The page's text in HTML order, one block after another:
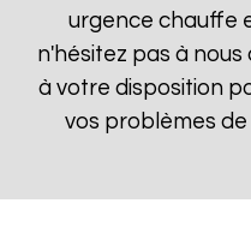
urgence chauffe
n'hésitez pas à
à votre disposition
vos problèmes